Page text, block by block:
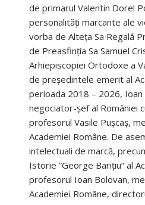
de primarul Valentin Dorel
personalități marcante ale
vorba de Alteța Sa Regală
de Preasfinția Sa Samuel
Arhiepiscopiei Ortodoxe a
de președintele emerit al
perioada 2018 – 2026,
negociator-șef al României
profesorul Vasile Pușcaș,
Academiei Române. De
intelectuali de marcă,
Istorie ”George Barițiu” al
profesorul Ioan Bolovan,
Academiei Române,